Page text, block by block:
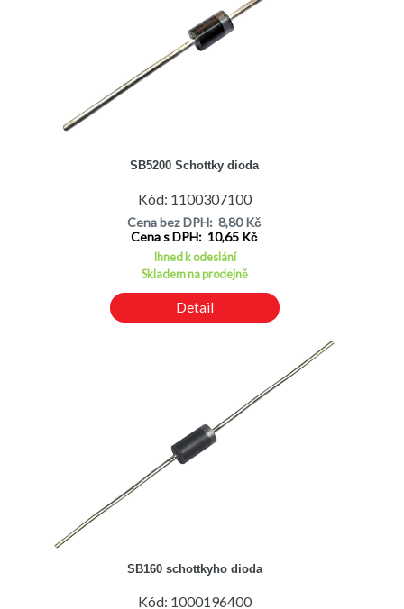
SB5200 Schottky dioda
Kód: 1100307100
Cena bez DPH: 8,80 Kč
Cena s DPH: 10,65 Kč
Ihned k odeslání
Skladem na prodejně
Detail
SB160 schottkyho dioda
Kód: 1000196400